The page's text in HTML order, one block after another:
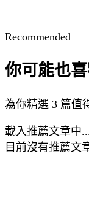
Recommended
你可能也
為你精選 3 篇值
載入推薦文章中
目前沒有推薦文